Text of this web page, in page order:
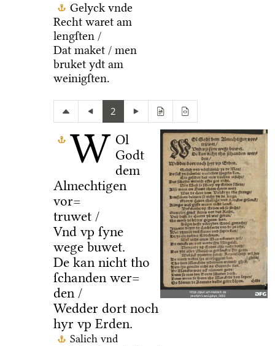
Gelyck vnde
Recht waret am
lengſten /
Dat maket / men
bruket ydt am
weinigſten.
2
W Ol
Godt
dem
Almechtigen
vor=
truwet /
Vnd vp ſyne
wege buwet.
De kan nicht tho
ſchanden wer=
den /
Wedder dort noch
hyr vp Erden.
Salich vnd